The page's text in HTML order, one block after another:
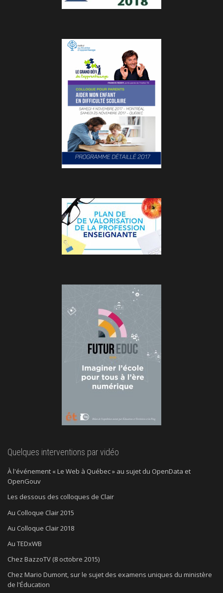
Quelques interventions par vidéo
À l'événement « Le Web à Québec » au sujet du OpenData et
OpenGouv
Les dessous des colloques de Clair
Au Colloque Clair 2015
Au Colloque Clair 2018
Au TEDxWB
Chez BazzoTV (8 octobre 2015)
Chez Mario Dumont, sur le sujet des examens uniques du ministère
de l'Éducation